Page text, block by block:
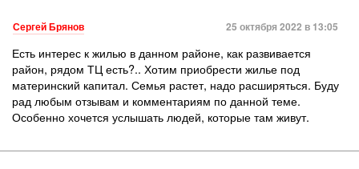
Сергей Брянов 25 октября 2022 в 13:05
Есть интерес к жилью в данном районе, как развивается
район, рядом ТЦ есть?.. Хотим приобрести жилье под
материнский капитал. Семья растет, надо расширяться. Буду
рад любым отзывам и комментариям по данной теме.
Особенно хочется услышать людей, которые там живут.